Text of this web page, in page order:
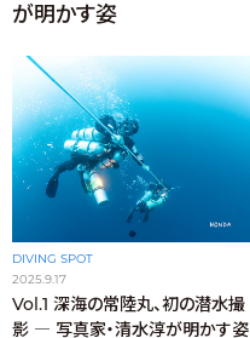
が明かす姿
DIVING SPOT
2025.9.17
Vol.1 深海の常陸丸、初の潜水撮
影 ― 写真家・清水淳が明かす姿